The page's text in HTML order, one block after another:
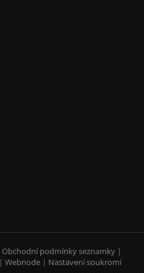
Obchodní podmínky seznamky |
| Webnode | Nastavení soukromí